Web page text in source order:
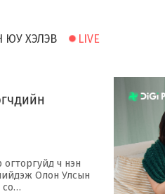
ЮУ ХЭЛЭВ LIVE
огторгуйд ч нэн
Олон Улсын
со…